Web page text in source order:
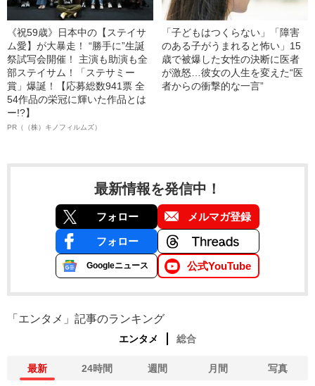
《祝59歳》日本中の【ステイサ
ム愛】が大暴走！ “勝手に”生誕
祭試写会開催！ 主演も助演も全
部ステイサム！「ステサミー
賞」爆誕！【応募総数941票 全
54作品の栄冠に輝いた作品とは
ー!?】
PR（（株）キノフィルムズ）
「子どもはつくらない」「障害
のある子がうまれると怖い」15
歳で被爆した女性の決断に医者
が激怒…彼女の人生を変えた“医
者からの衝撃的な一言”
最新情報を発信中！
フォロー メルマガ登録
フォロー
Googleニュース 公式YouTube
「エンタメ」記事のランキング
エンタメ 総合
最新 24時間 週間 月間 写真